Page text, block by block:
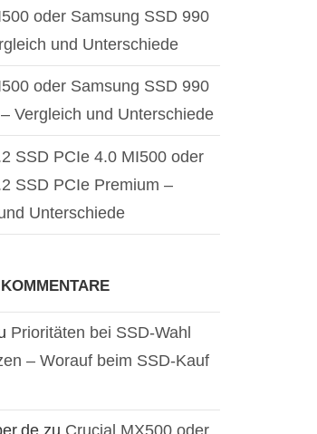
oder Samsung SSD 990
und Unterschiede
oder Samsung SSD 990
Vergleich und Unterschiede
SSD PCIe 4.0 MI500 oder
SSD PCIe Premium –
Unterschiede
Prioritäten bei SSD-Wahl
– Worauf beim SSD-Kauf